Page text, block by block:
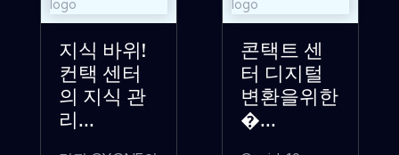
지식 바위!
컨택 센터
의 지식 관
리...
콘택트 센
터 디지털
변환을위한
�...